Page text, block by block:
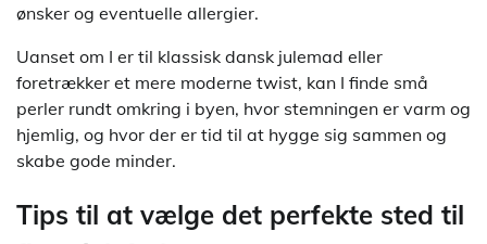
ønsker og eventuelle allergier.
Uanset om I er til klassisk dansk julemad eller
foretrækker et mere moderne twist, kan I finde små
perler rundt omkring i byen, hvor stemningen er varm og
hjemlig, og hvor der er tid til at hygge sig sammen og
skabe gode minder.
Tips til at vælge det perfekte sted til